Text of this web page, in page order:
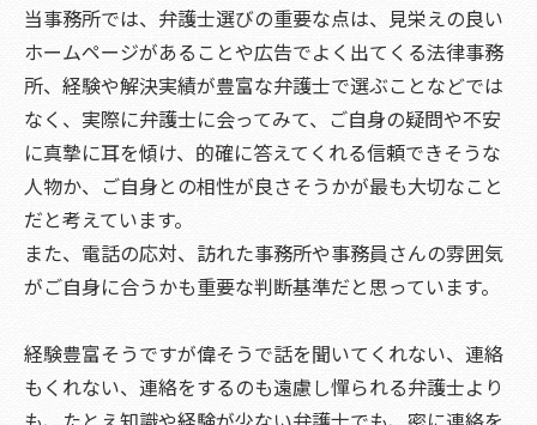
当事務所では、弁護士選びの重要な点は、見栄えの良い
ホームページがあることや広告でよく出てくる法律事務
所、経験や解決実績が豊富な弁護士で選ぶことなどでは
なく、実際に弁護士に会ってみて、ご自身の疑問や不安
に真摯に耳を傾け、的確に答えてくれる信頼できそうな
人物か、ご自身との相性が良さそうかが最も大切なこと
だと考えています。
また、電話の応対、訪れた事務所や事務員さんの雰囲気
がご自身に合うかも重要な判断基準だと思っています。
経験豊富そうですが偉そうで話を聞いてくれない、連絡
もくれない、連絡をするのも遠慮し憚られる弁護士より